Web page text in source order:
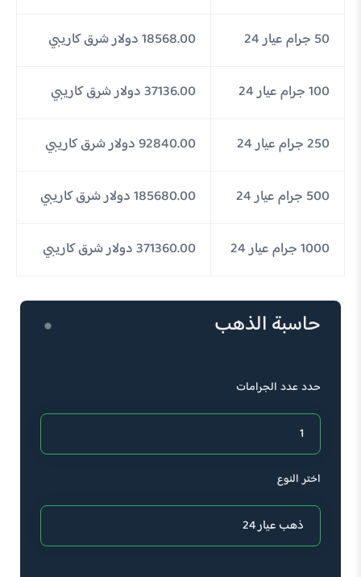
50 جرام عيار 24 18568.00 دولار شرق كاريبي
100 جرام عيار 24 37136.00 دولار شرق كاريبي
250 جرام عيار 24 92840.00 دولار شرق كاريبي
500 جرام عيار 24 185680.00 دولار شرق كاريبي
1000 جرام عيار 24 371360.00 دولار شرق كاريبي
حاسبة الذهب
حدد عدد الجرامات
اختر النوع